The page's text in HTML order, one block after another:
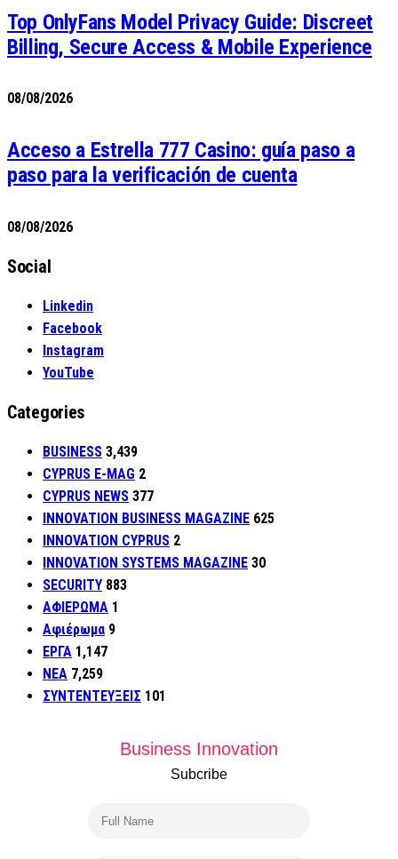
Top OnlyFans Model Privacy Guide: Discreet
Billing, Secure Access & Mobile Experience
08/08/2026
Acceso a Estrella 777 Casino: guía paso a
paso para la verificación de cuenta
08/08/2026
Social
Linkedin
Facebook
Instagram
YouTube
Categories
BUSINESS 3,439
CYPRUS E-MAG 2
CYPRUS NEWS 377
INNOVATION BUSINESS MAGAZINE 625
INNOVATION CYPRUS 2
INNOVATION SYSTEMS MAGAZINE 30
SECURITY 883
ΑΦΙΕΡΩΜΑ 1
Αφιέρωμα 9
ΕΡΓΑ 1,147
ΝΕΑ 7,259
ΣΥΝΤΕΝΤΕΥΞΕΙΣ 101
Business Innovation
Subcribe